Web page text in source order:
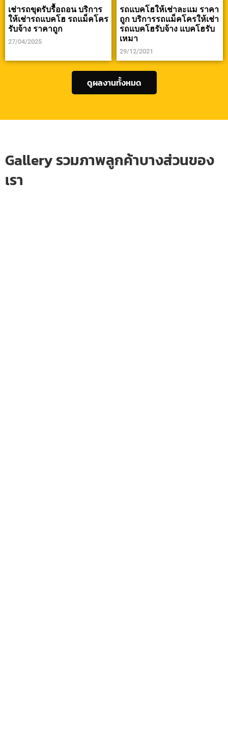
เช่ารถขุดรับรื้อถอน บริการ
ให้เช่ารถแบคโฮ รถแม็คโคร
รับจ้าง ราคาถูก
27/04/2025
รถแบคโฮให้เช่าละแม ราคา
ถูก บริการรถแม็คโครให้เช่า
รถแบคโฮรับจ้าง แบคโฮรับ
เหมา
29/12/2021
ดูผลงานทั้งหมด
Gallery รวมภาพลูกค้าบางส่วนของ
เรา